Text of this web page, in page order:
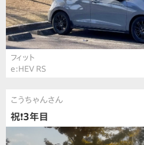
フィット
e:HEV RS
こうちゃんさん
祝❗️3年目